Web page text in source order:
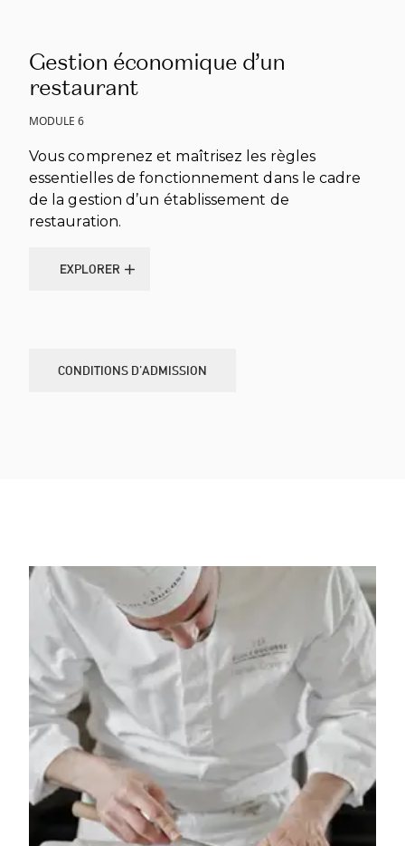
Gestion économique d’un
restaurant
MODULE 6
Vous comprenez et maîtrisez les règles
essentielles de fonctionnement dans le cadre
de la gestion d’un établissement de
restauration.
EXPLORER
CONDITIONS D’ADMISSION